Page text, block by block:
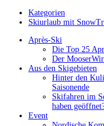
Kategorien
Skiurlaub mit
Après-Ski
Die Top 25
Der
Aus den Skigebieten
Hinter den
Saisonende
Skifahren im
haben
Event